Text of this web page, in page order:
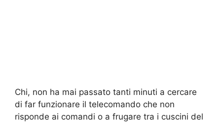
Chi, non ha mai passato tanti minuti a cercare
di far funzionare il telecomando che non
risponde ai comandi o a frugare tra i cuscini del